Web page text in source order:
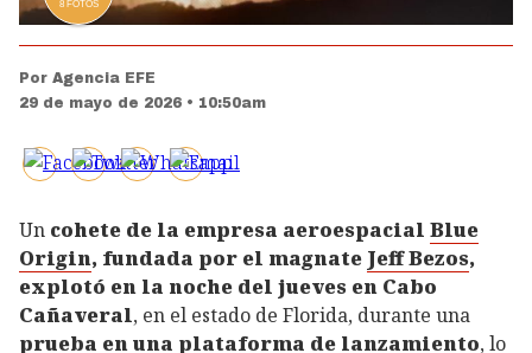
8FOTOS
Por Agencia EFE
29 de mayo de 2026 • 10:50am
Un cohete de la empresa aeroespacial Blue
Origin, fundada por el magnate Jeff Bezos,
explotó en la noche del jueves en Cabo
Cañaveral, en el estado de Florida, durante una
prueba en una plataforma de lanzamiento, lo